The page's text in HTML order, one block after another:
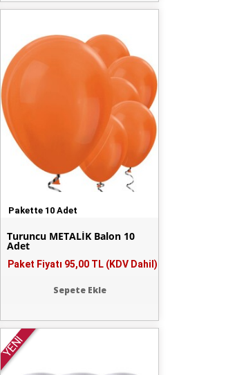
Pakette 10 Adet
Turuncu METALİK Balon 10
Adet
Paket Fiyatı 95,00 TL (KDV Dahil)
Sepete Ekle
YENİ